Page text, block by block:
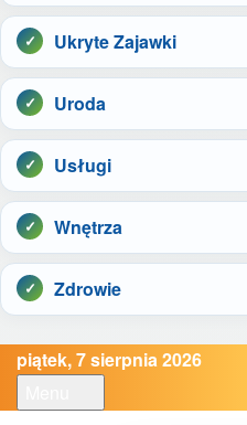
Ukryte Zajawki
Uroda
Usługi
Wnętrza
Zdrowie
piątek, 7 sierpnia 2026